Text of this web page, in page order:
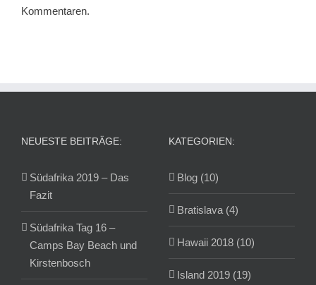
Kommentaren.
NEUESTE BEITRÄGE:
Südafrika 2019 – Das
Fazit
Südafrika Tag 16 –
Camps Bay Beach und
Kirstenbosch
KATEGORIEN:
Blog (10)
Bratislava (4)
Hawaii 2018 (10)
Island 2019 (19)